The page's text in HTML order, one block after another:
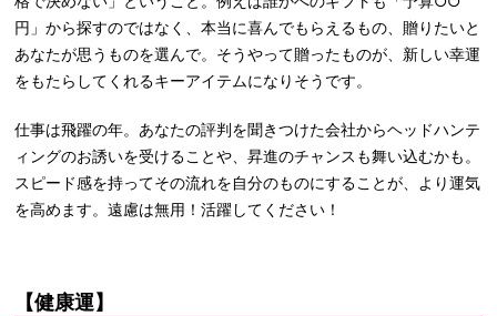
円」から探すのではなく、本当に喜んでもらえるもの、贈りたいと
あなたが思うものを選んで。そうやって贈ったものが、新しい幸運
をもたらしてくれるキーアイテムになりそうです。
仕事は飛躍の年。あなたの評判を聞きつけた会社からヘッドハンテ
ィングのお誘いを受けることや、昇進のチャンスも舞い込むかも。
スピード感を持ってその流れを自分のものにすることが、より運気
を高めます。遠慮は無用！活躍してください！
【健康運】